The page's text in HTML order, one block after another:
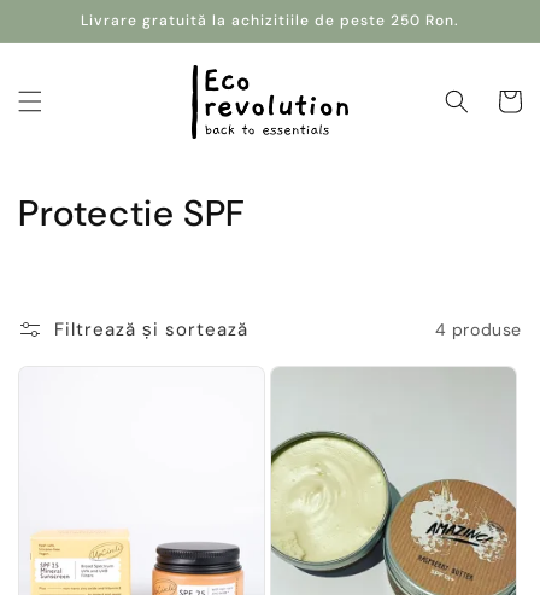
Salt la
conținut
Livrare gratuită la achizitiile de peste 250 Ron.
Coș
C
e
e
Protectie SPF
Filtrează și sortează 4 produse